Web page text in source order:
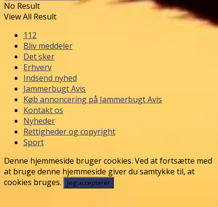
No Result
View All Result
112
Bliv meddeler
Det sker
Erhverv
Indsend nyhed
Jammerbugt Avis
Køb annoncering på Jammerbugt Avis
Kontakt os
Nyheder
Rettigheder og copyright
Sport
Denne hjemmeside bruger cookies. Ved at fortsætte med
at bruge denne hjemmeside giver du samtykke til, at
cookies bruges.
Jeg accepterer